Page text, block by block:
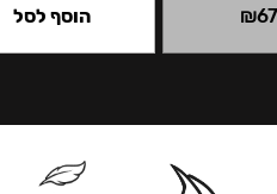
₪ הוסף לסל